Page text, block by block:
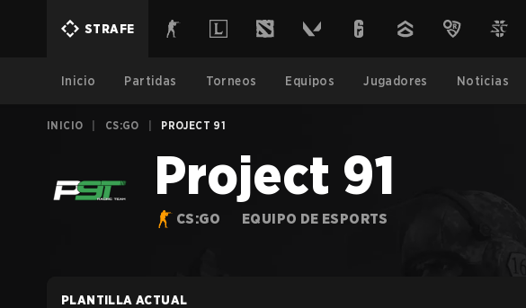
STRAFE
Inicio Partidas Torneos Equipos Jugadores Noticias
INICIO CS:GO PROJECT 91
Project 91
CS:GO EQUIPO DE ESPORTS
PLANTILLA ACTUAL